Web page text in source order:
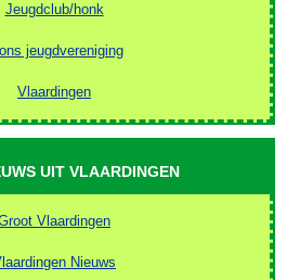
Jeugdclub/honk
jeugdvereniging
Vlaardingen
UIT VLAARDINGEN
Vlaardingen
Nieuws